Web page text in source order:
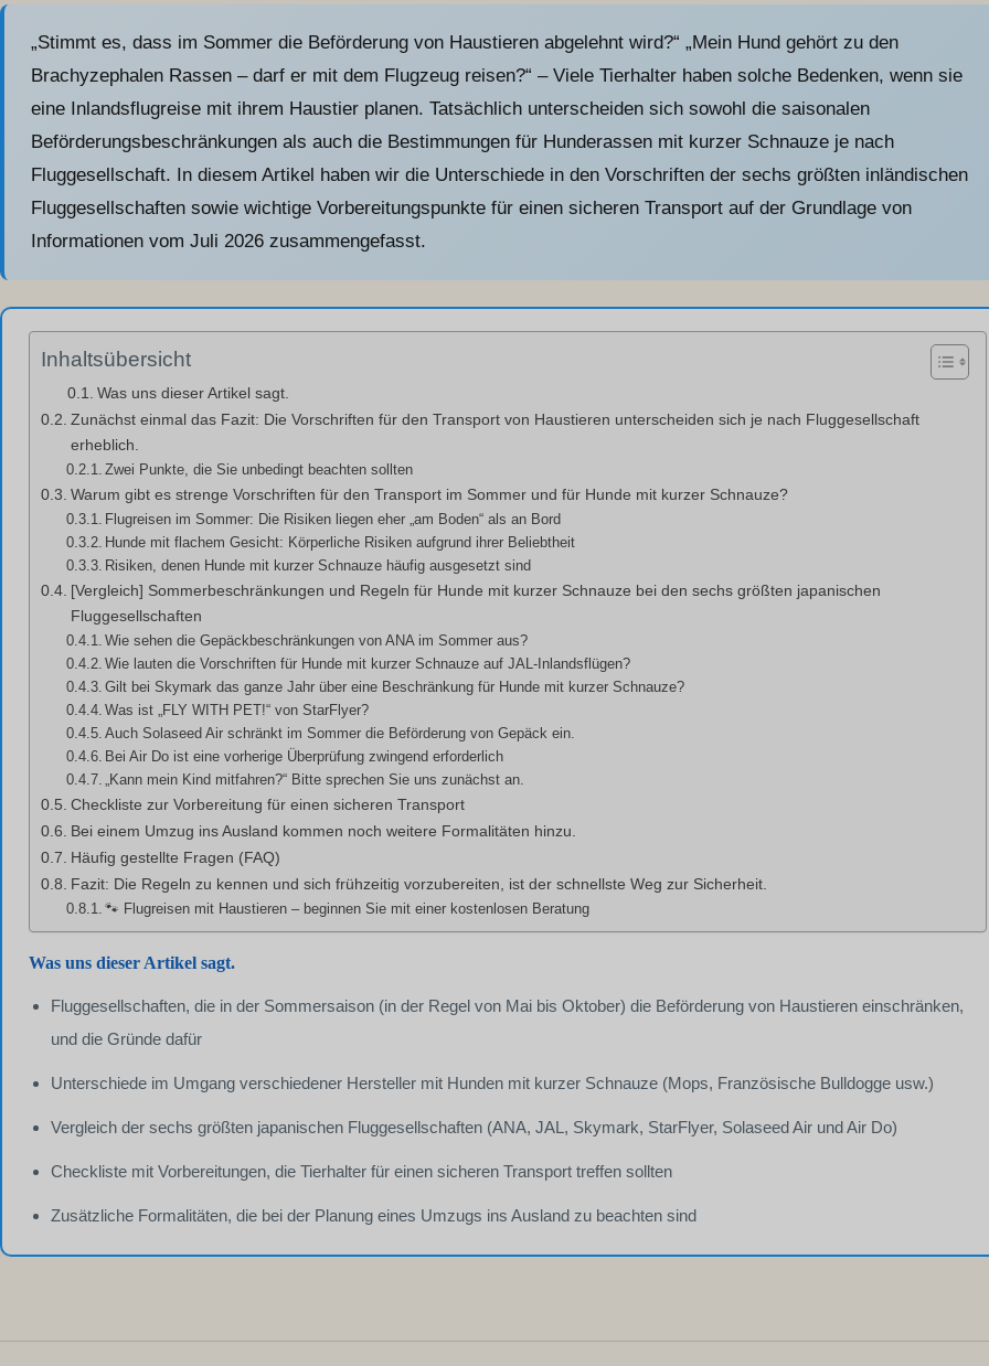
„Stimmt es, dass im Sommer die Beförderung von Haustieren abgelehnt wird?“ „Mein Hund gehört zu den
Brachyzephalen Rassen – darf er mit dem Flugzeug reisen?“ – Viele Tierhalter haben solche Bedenken, wenn sie
eine Inlandsflugreise mit ihrem Haustier planen. Tatsächlich unterscheiden sich sowohl die saisonalen
Beförderungsbeschränkungen als auch die Bestimmungen für Hunderassen mit kurzer Schnauze je nach
Fluggesellschaft. In diesem Artikel haben wir die Unterschiede in den Vorschriften der sechs größten inländischen
Fluggesellschaften sowie wichtige Vorbereitungspunkte für einen sicheren Transport auf der Grundlage von
Informationen vom Juli 2026 zusammengefasst.
Inhaltsübersicht
Was uns dieser Artikel sagt.
Zunächst einmal das Fazit: Die Vorschriften für den Transport von Haustieren unterscheiden sich je nach Fluggesellschaft
erheblich.
Zwei Punkte, die Sie unbedingt beachten sollten
Warum gibt es strenge Vorschriften für den Transport im Sommer und für Hunde mit kurzer Schnauze?
Flugreisen im Sommer: Die Risiken liegen eher „am Boden“ als an Bord
Hunde mit flachem Gesicht: Körperliche Risiken aufgrund ihrer Beliebtheit
Risiken, denen Hunde mit kurzer Schnauze häufig ausgesetzt sind
[Vergleich] Sommerbeschränkungen und Regeln für Hunde mit kurzer Schnauze bei den sechs größten japanischen
Fluggesellschaften
Wie sehen die Gepäckbeschränkungen von ANA im Sommer aus?
Wie lauten die Vorschriften für Hunde mit kurzer Schnauze auf JAL-Inlandsflügen?
Gilt bei Skymark das ganze Jahr über eine Beschränkung für Hunde mit kurzer Schnauze?
Was ist „FLY WITH PET!“ von StarFlyer?
Auch Solaseed Air schränkt im Sommer die Beförderung von Gepäck ein.
Bei Air Do ist eine vorherige Überprüfung zwingend erforderlich
„Kann mein Kind mitfahren?“ Bitte sprechen Sie uns zunächst an.
Checkliste zur Vorbereitung für einen sicheren Transport
Bei einem Umzug ins Ausland kommen noch weitere Formalitäten hinzu.
Häufig gestellte Fragen (FAQ)
Fazit: Die Regeln zu kennen und sich frühzeitig vorzubereiten, ist der schnellste Weg zur Sicherheit.
🐾 Flugreisen mit Haustieren – beginnen Sie mit einer kostenlosen Beratung
Was uns dieser Artikel sagt.
Fluggesellschaften, die in der Sommersaison (in der Regel von Mai bis Oktober) die Beförderung von Haustieren einschränken,
und die Gründe dafür
Unterschiede im Umgang verschiedener Hersteller mit Hunden mit kurzer Schnauze (Mops, Französische Bulldogge usw.)
Vergleich der sechs größten japanischen Fluggesellschaften (ANA, JAL, Skymark, StarFlyer, Solaseed Air und Air Do)
Checkliste mit Vorbereitungen, die Tierhalter für einen sicheren Transport treffen sollten
Zusätzliche Formalitäten, die bei der Planung eines Umzugs ins Ausland zu beachten sind